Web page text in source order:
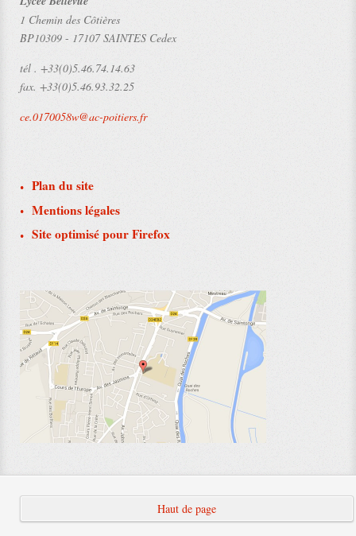
1 Chemin des Côtières
BP10309 - 17107 SAINTES Cedex
tél . +33(0)5.46.74.14.63
fax. +33(0)5.46.93.32.25
ce.0170058w@ac-poitiers.fr
Plan du site
Mentions légales
Site optimisé pour Firefox
Haut de page